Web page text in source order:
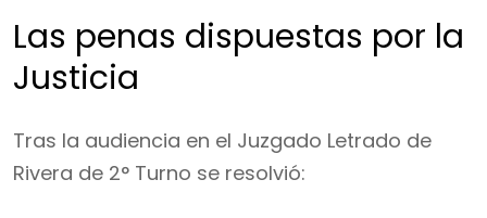
Las penas dispuestas por la
Justicia
Tras la audiencia en el Juzgado Letrado de
Rivera de 2° Turno se resolvió: